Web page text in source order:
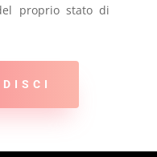
proprio stato di